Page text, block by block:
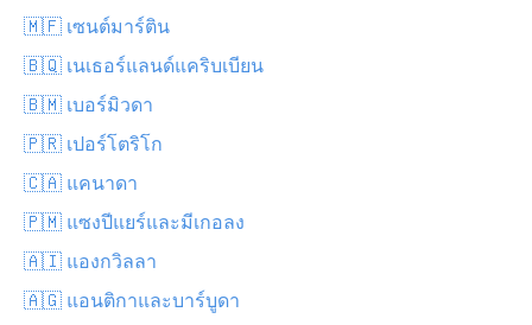
🇲🇫 เซนต์มาร์ติน
🇧🇶 เนเธอร์แลนด์แคริบเบียน
🇧🇲 เบอร์มิวดา
🇵🇷 เปอร์โตริโก
🇨🇦 แคนาดา
🇵🇲 แซงปีแยร์และมีเกอลง
🇦🇮 แองกวิลลา
🇦🇬 แอนติกาและบาร์บูดา